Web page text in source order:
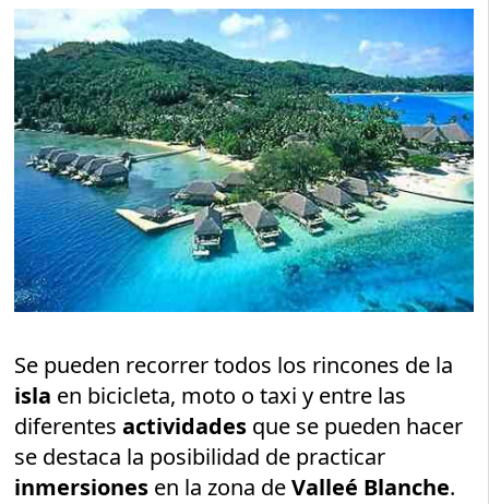
Se pueden recorrer todos los rincones de la
isla en bicicleta, moto o taxi y entre las
diferentesactividades que se pueden hacer
se destaca la posibilidad de practicar
inmersiones en la zona deValleé Blanche.